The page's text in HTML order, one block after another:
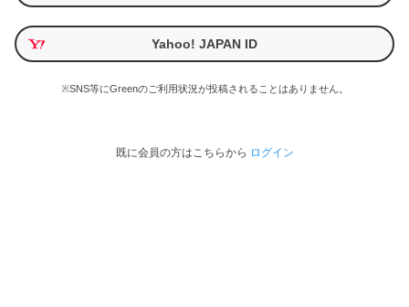
Yahoo! JAPAN ID
※SNS等にGreenのご利用状況が投稿されることはありません。
既に会員の方はこちらから ログイン